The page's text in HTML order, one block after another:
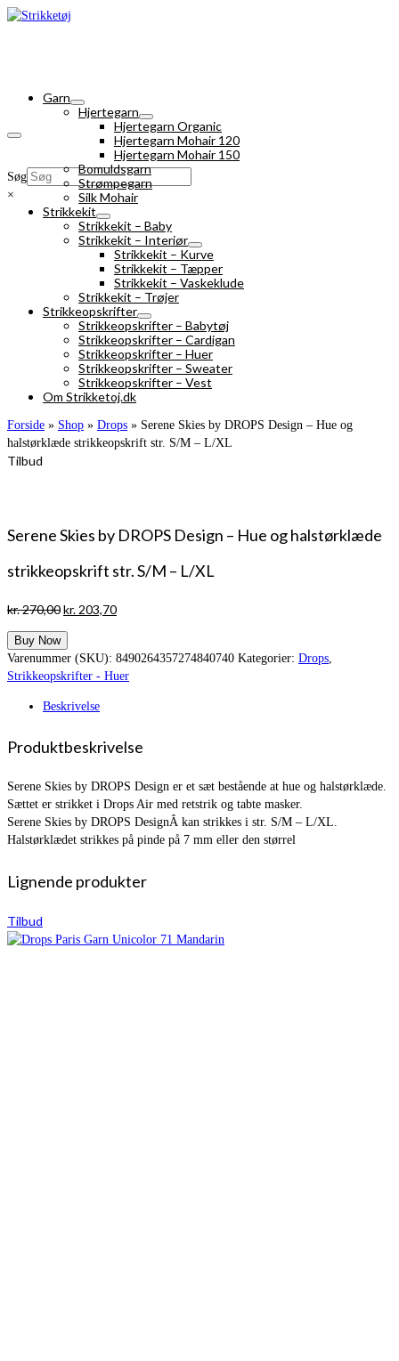
Søg
×
Garn
Hjertegarn
Hjertegarn Organic
Hjertegarn Mohair 120
Hjertegarn Mohair 150
Bomuldsgarn
Strømpegarn
Silk Mohair
Strikkekit
Strikkekit – Baby
Strikkekit – Interiør
Strikkekit – Kurve
Strikkekit – Tæpper
Strikkekit – Vaskeklude
Strikkekit – Trøjer
Strikkeopskrifter
Strikkeopskrifter – Babytøj
Strikkeopskrifter – Cardigan
Strikkeopskrifter – Huer
Strikkeopskrifter – Sweater
Strikkeopskrifter – Vest
Om Strikketoj.dk
Forside » Shop » Drops » Serene Skies by DROPS Design – Hue og
halstørklæde strikkeopskrift str. S/M – L/XL
Tilbud
Serene Skies by DROPS Design – Hue og halstørklæde
strikkeopskrift str. S/M – L/XL
kr.270,00Den
pris
var:
kr. 270,00.
kr. 203,70Den
er:
kr. 203,70.
Buy Now
Varenummer (SKU): 8490264357274840740 Kategorier: Drops,
Strikkeopskrifter - Huer
Beskrivelse
Produktbeskrivelse
Serene Skies by DROPS Design er et sæt bestående at hue og halstørklæde.
Sættet er strikket i Drops Air med retstrik og tabte masker.
Serene Skies by DROPS DesignÂ kan strikkes i str. S/M – L/XL.
Halstørklædet strikkes på pinde på 7 mm eller den størrel
Lignende produkter
Tilbud